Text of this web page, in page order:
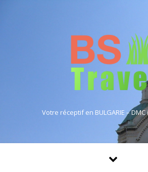
Votre réceptif en BULGARIE – DMC